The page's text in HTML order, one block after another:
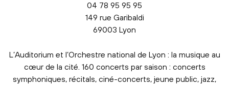
04 78 95 95 95
149 rue Garibaldi
69003 Lyon
L’Auditorium et l’Orchestre national de Lyon : la musique au
cœur de la cité. 160 concerts par saison : concerts
symphoniques, récitals, ciné-concerts, jeune public, jazz,